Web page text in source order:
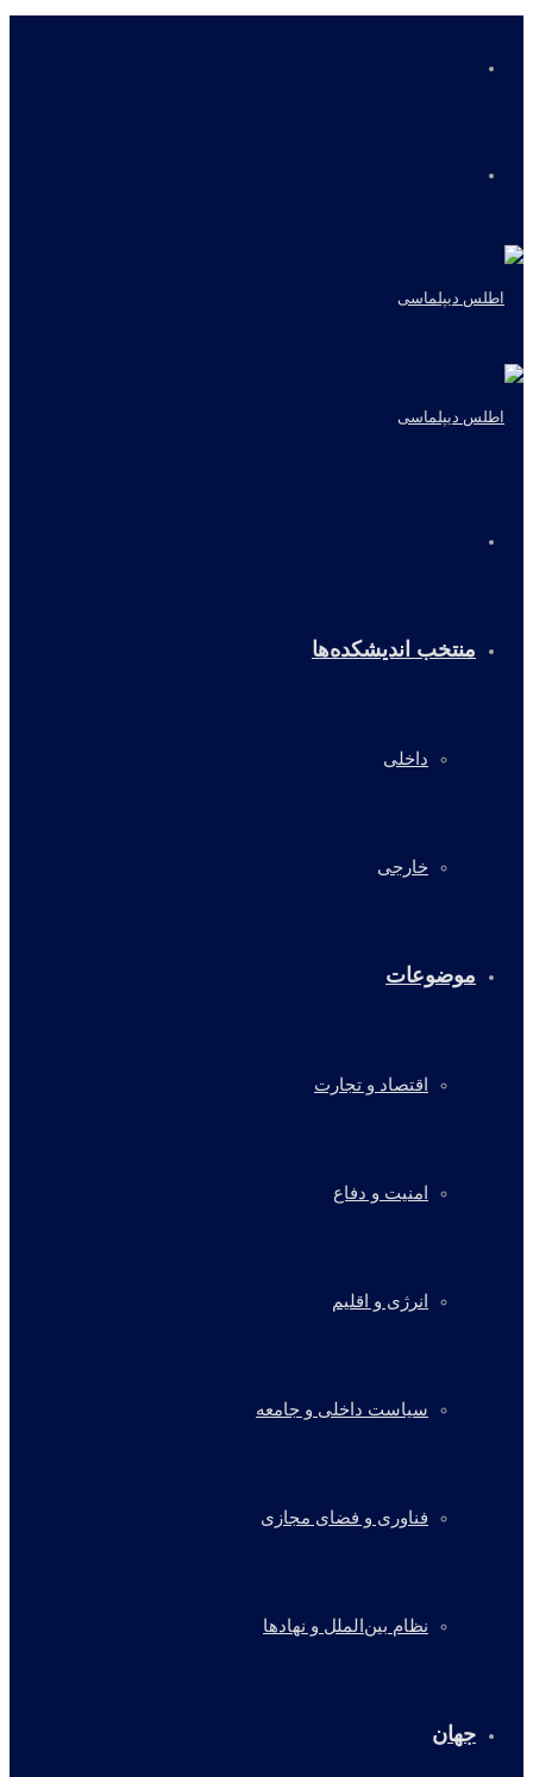
منتخب اندیشکده‌ها
داخلی
خارجی
موضوعات
اقتصاد و تجارت
امنیت و دفاع
انرژی و اقلیم
سیاست داخلی و جامعه
فناوری و فضای مجازی
نظام بین‌الملل و نهادها
جهان